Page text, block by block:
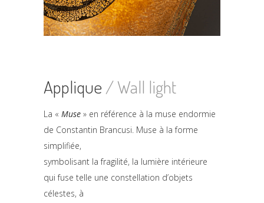
Applique / Wall light
La « Muse » en référence à la muse endormie
de Constantin Brancusi. Muse à la forme
simplifiée,
symbolisant la fragilité, la lumière intérieure
qui fuse telle une constellation d’objets
célestes, à